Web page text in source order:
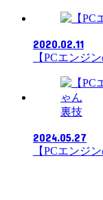
2020.02.11
【PCエンジ
裏技
2024.05.27
【PCエンジ